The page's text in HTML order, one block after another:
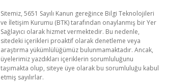
Sitemiz, 5651 Sayılı Kanun gereğince Bilgi Teknolojileri
ve İletişim Kurumu (BTK) tarafından onaylanmış bir Yer
Sağlayıcı olarak hizmet vermektedir. Bu nedenle,
sitedeki içerikleri proaktif olarak denetleme veya
araştırma yükümlülüğümüz bulunmamaktadır. Ancak,
üyelerimiz yazdıkları içeriklerin sorumluluğunu
taşımakta olup, siteye üye olarak bu sorumluluğu kabul
etmiş sayılırlar.